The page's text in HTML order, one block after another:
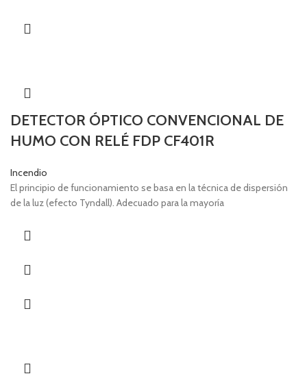
DETECTOR ÓPTICO CONVENCIONAL DE
HUMO CON RELÉ FDP CF401R
Incendio
El principio de funcionamiento se basa en la técnica de dispersión
de la luz (efecto Tyndall). Adecuado para la mayoría